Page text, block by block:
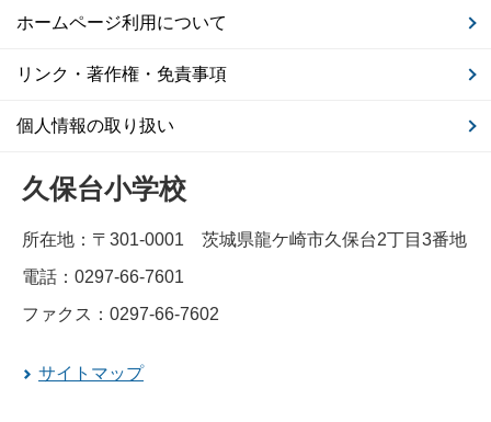
ホームページ利用について
リンク・著作権・免責事項
個人情報の取り扱い
久保台小学校
所在地：〒301-0001 茨城県龍ケ崎市久保台2丁目3番地
電話：0297-66-7601
ファクス：0297-66-7602
サイトマップ